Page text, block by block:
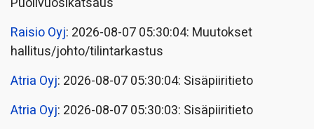
Raisio Oyj: 2026-08-07 05:30:04: Muutokset
hallitus/johto/tilintarkastus
Atria Oyj: 2026-08-07 05:30:04: Sisäpiiritieto
Atria Oyj: 2026-08-07 05:30:03: Sisäpiiritieto